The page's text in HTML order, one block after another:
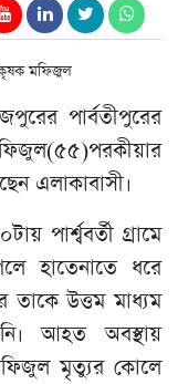
পার্বতীপুরের
এলাকাবাসী।
পার্শ্ববর্তী গ্রামে
হাতেনাতে ধরে
তাকে উত্তম মাধ্যম
আহত অবস্থায়
মৃত্যুর কোলে